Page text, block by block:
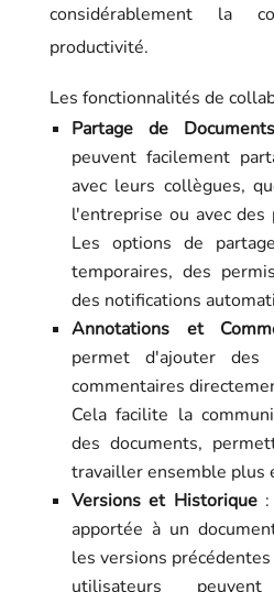
considérablement la
productivité.
Les fonctionnalités de
Partage de Documents
peuvent facilement
avec leurs collègues,
l'entreprise ou avec des
Les options de
temporaires, des
des notifications
Annotations et
permet d'ajouter des
commentaires
Cela facilite la
des documents,
travailler ensemble plus
Versions et Historique:
apportée à un
les versions
utilisateurs